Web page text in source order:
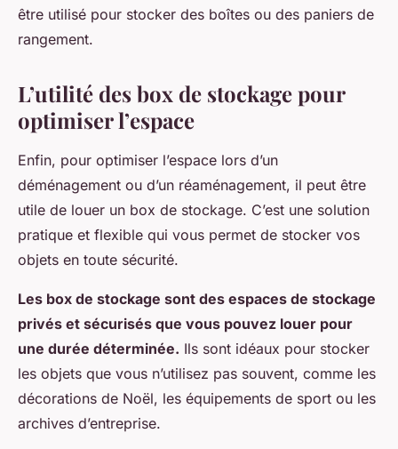
être utilisé pour stocker des boîtes ou des paniers de
rangement.
L’utilité des box de stockage pour
optimiser l’espace
Enfin, pour optimiser l’espace lors d’un
déménagement ou d’un réaménagement, il peut être
utile de louer un box de stockage. C’est une solution
pratique et flexible qui vous permet de stocker vos
objets en toute sécurité.
Les box de stockage sont des espaces de stockage
privés et sécurisés que vous pouvez louer pour
une durée déterminée. Ils sont idéaux pour stocker
les objets que vous n’utilisez pas souvent, comme les
décorations de Noël, les équipements de sport ou les
archives d’entreprise.